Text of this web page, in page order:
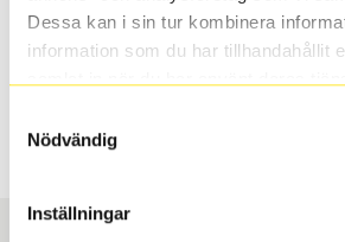
Dessa kan i sin tur kombinera
information som du har tillhandahållit
Nödvändig
Inställningar
inte vara samma dimension som
fabrik.
S